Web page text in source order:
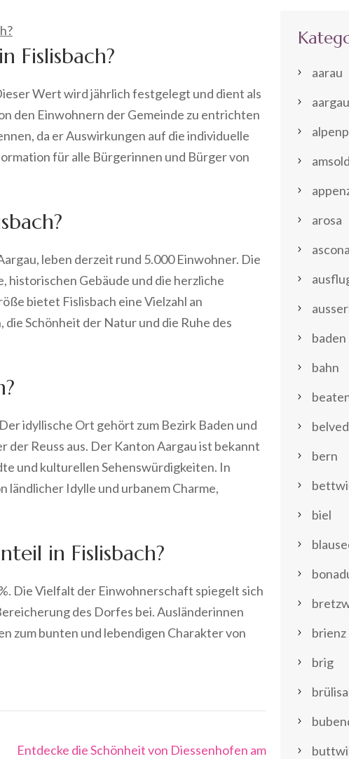
Fislisbach?
Wert wird jährlich festgelegt und dient als
den Einwohnern der Gemeinde zu entrichten
da er Auswirkungen auf die individuelle
für alle Bürgerinnen und Bürger von
leben derzeit rund 5.000 Einwohner. Die
historischen Gebäude und die herzliche
bietet Fislisbach eine Vielzahl an
Schönheit der Natur und die Ruhe des
idyllische Ort gehört zum Bezirk Baden und
der Reuss aus. Der Kanton Aargau ist bekannt
und kulturellen Sehenswürdigkeiten. In
ländlicher Idylle und urbanem Charme,
in Fislisbach?
Die Vielfalt der Einwohnerschaft spiegelt sich
des Dorfes bei. Ausländerinnen
zum bunten und lebendigen Charakter von
Entdecke die Schönheit von Diessenhofen am
aarau
aargau
arosa
ascona
baden
bahn
bern
biel
brienz
brig